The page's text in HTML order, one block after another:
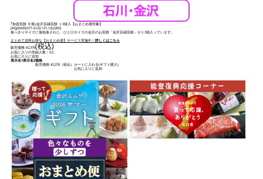
｢加賀煎餅 今屋｣金沢百縁煎餅 １3袋入【おまとめ便対象】
[#fg00435(071-6120-131-13)2200]
食べきりサイズに個包装された、ひと口サイズの金沢のお煎餅「金沢百縁煎餅」が１3袋入っています。
まとめて送料お得な【おまとめ便】サービス実施中！ 詳しくはこちら
販売価格:¥2,376(税込)
お気に入りの登録人数：0人
お気に入りに追加
表示名1表示名2価格
販売価格:¥2,376（税込） カートに入れる(ギフト購入)
お気に入りに追加